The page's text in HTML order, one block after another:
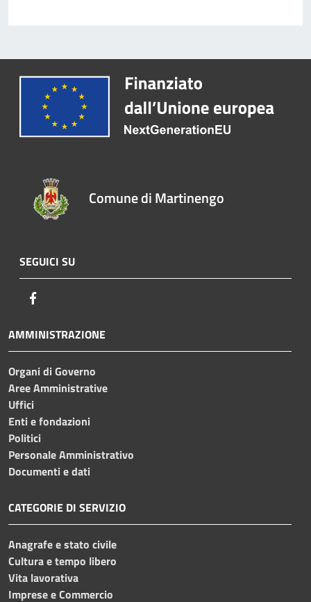
Comune di Martinengo
SEGUICI SU
AMMINISTRAZIONE
Organi di Governo
Aree Amministrative
Uffici
Enti e fondazioni
Politici
Personale Amministrativo
Documenti e dati
CATEGORIE DI SERVIZIO
Anagrafe e stato civile
Cultura e tempo libero
Vita lavorativa
Imprese e Commercio